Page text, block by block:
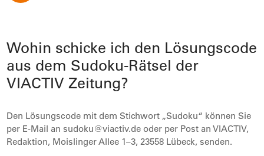
Wohin schicke ich den Lösungscode
aus dem Sudoku-Rätsel der
VIACTIV Zeitung?
Den Lösungscode mit dem Stichwort „Sudoku“ können Sie
per E-Mail an sudoku@viactiv.de oder per Post an VIACTIV,
Redaktion, Moislinger Allee 1–3, 23558 Lübeck, senden.